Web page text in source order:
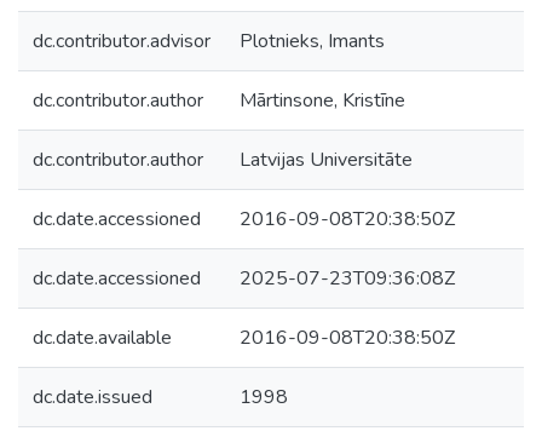
dc.contributor.advisor Plotnieks, Imants
dc.contributor.author Mārtinsone, Kristīne
dc.contributor.author Latvijas Universitāte
dc.date.accessioned 2016-09-08T20:38:50Z
dc.date.accessioned 2025-07-23T09:36:08Z
dc.date.available 2016-09-08T20:38:50Z
dc.date.issued 1998